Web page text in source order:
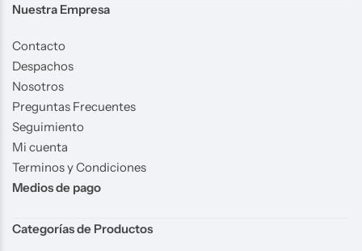
Nuestra Empresa
Contacto
Despachos
Nosotros
Preguntas Frecuentes
Seguimiento
Mi cuenta
Terminos y Condiciones
Medios de pago
Categorías de Productos